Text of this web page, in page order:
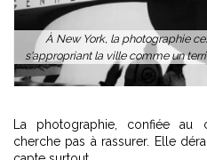
À New York, la photographie
s'appropriant la ville comme un
La photographie, confiée au
cherche pas à rassurer. Elle